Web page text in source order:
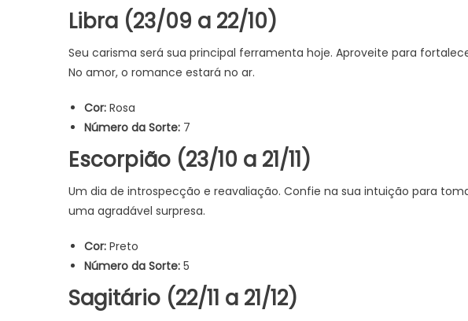
Libra (23/09 a 22/10)
Seu carisma será sua principal ferramenta hoje. Aproveite para
No amor, o romance estará no ar.
Cor: Rosa
Número da Sorte: 7
Escorpião (23/10 a 21/11)
Um dia de introspecção e reavaliação. Confie na sua intuição para
uma agradável surpresa.
Cor: Preto
Número da Sorte: 5
Sagitário (22/11 a 21/12)